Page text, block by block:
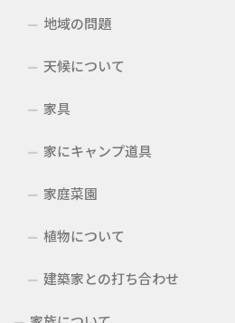
地域の問題
天候について
家具
家にキャンプ道具
家庭菜園
植物について
建築家との打ち合わせ